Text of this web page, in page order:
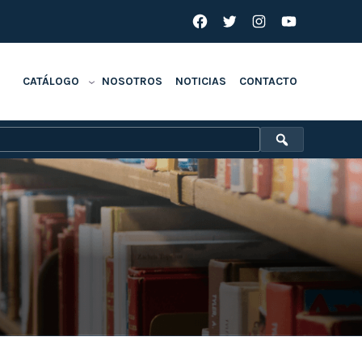
Facebook Twitter Instagram YouTube
CATÁLOGO NOSOTROS NOTICIAS CONTACTO